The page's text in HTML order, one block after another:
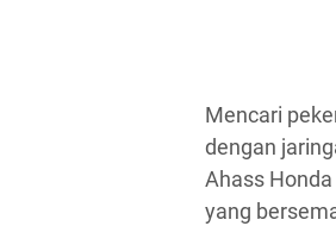
Mencari
dengan
Ahass
yang